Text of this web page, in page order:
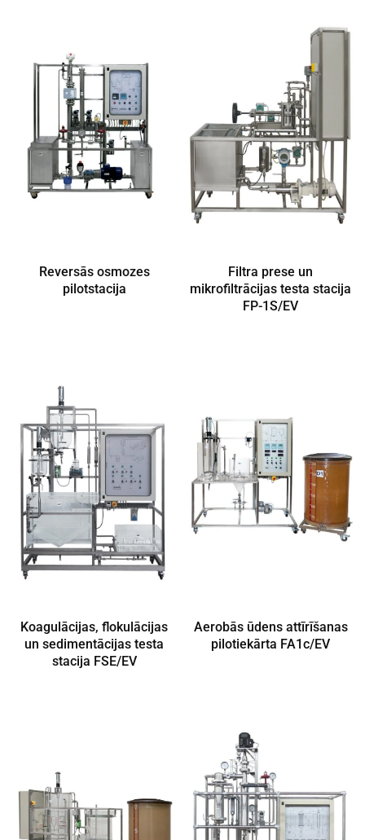
Reversās osmozes
pilotstacija
Filtra prese un
mikrofiltrācijas testa stacija
FP-1S/EV
Koagulācijas, flokulācijas
un sedimentācijas testa
stacija FSE/EV
Aerobās ūdens attīrīšanas
pilotiekārta FA1c/EV